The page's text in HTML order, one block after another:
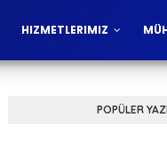
HIZMETLERIMIZ
POPÜLER